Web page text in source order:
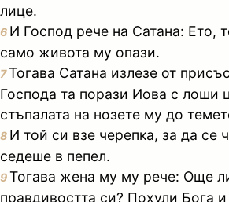
лице.
6 И Господ рече на Сатана: Ето,
само живота му опази.
7Тогава Сатана излезе от
Господа та порази Иова с лоши
стъпалата на нозете му до
8 И той си взе черепка, за да се
седеше в пепел.
9Тогава жена му му рече: Още
правдивостта си? Похули Бога